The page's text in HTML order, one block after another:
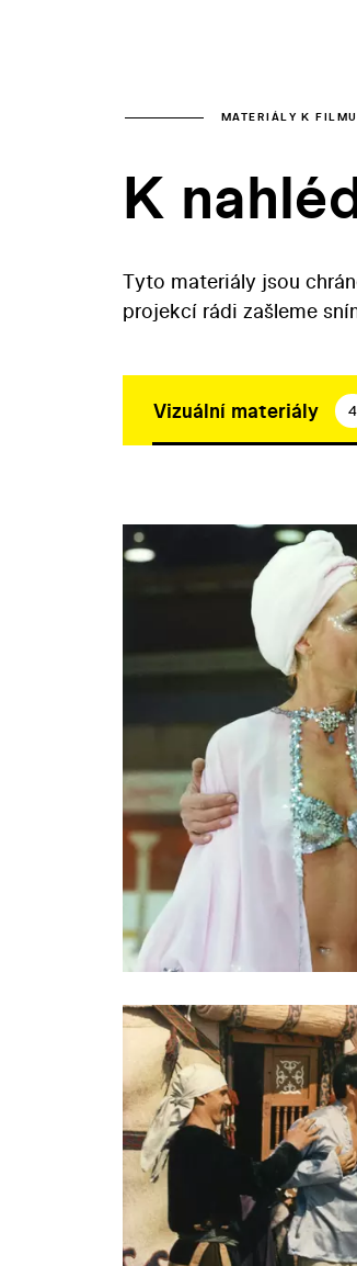
MATERIÁLY K FILMU
K
Tyto materiály jsou
projekcí rádi zašleme
Vizuální materiály 4